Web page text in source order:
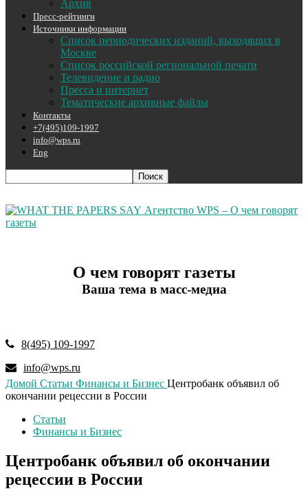
Архив
Пресс-рейтинги
Источники информации
Список периодических изданий, выходящих в
Москве
Список российской региональной печати
Телевидение и радио
Пресса и интернет
Тематические архивные файлы
Контакты
+7(495)109-1997
info@wps.ru
Eng
Агентство WPS – О чем говорят
газеты
О чем говорят газеты
Ваша тема в масс-медиа
8(495) 109-1997
info@wps.ru
Домой Статьи Финансы и Бизнес Центробанк объявил об
окончании рецессии в России
Статьи
Финансы и Бизнес
Центробанк объявил об окончании
рецессии в России